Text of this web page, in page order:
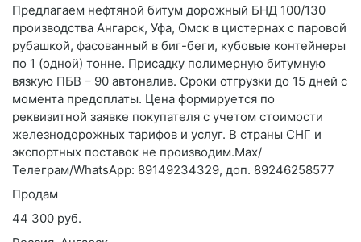
Предлагаем нефтяной битум дорожный БНД 100/130
производства Ангарск, Уфа, Омск в цистернах с паровой
рубашкой, фасованный в биг-беги, кубовые контейнеры
по 1 (одной) тонне. Присадку полимерную битумную
вязкую ПБВ – 90 автоналив. Сроки отгрузки до 15 дней с
момента предоплаты. Цена формируется по
реквизитной заявке покупателя с учетом стоимости
железнодорожных тарифов и услуг. В страны СНГ и
экспортных поставок не производим.Max/
Телеграм/WhatsApp: 89149234329, доп. 89246258577
Продам
44 300 руб.